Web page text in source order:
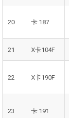
20 卡 187
21 X卡104F
22 X卡190F
23 卡 191